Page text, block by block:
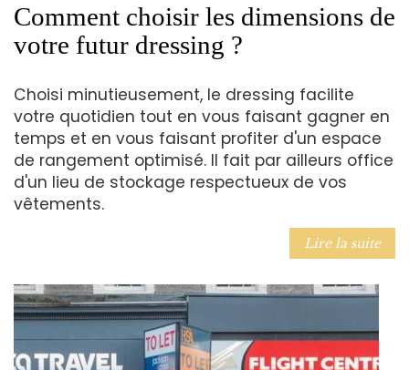
Comment choisir les dimensions de
votre futur dressing ?
Choisi minutieusement, le dressing facilite
votre quotidien tout en vous faisant gagner en
temps et en vous faisant profiter d'un espace
de rangement optimisé. Il fait par ailleurs office
d'un lieu de stockage respectueux de vos
vêtements.
Lire la suite